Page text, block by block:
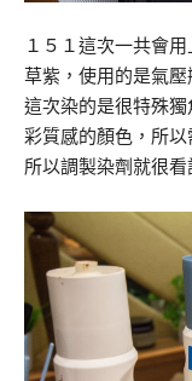
１５１這次一共會
草紫，使用的是氣壓
這次染的是很特殊
彩質感的顏色，所以
所以調製染劑就很